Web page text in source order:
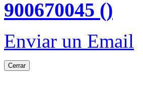
900670045 ()
Enviar un Email
Cerrar